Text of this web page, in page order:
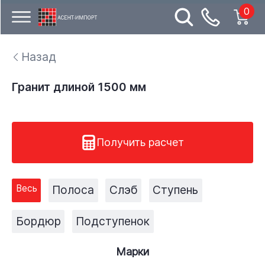
0
Назад
Гранит длиной 1500 мм
Получить расчет
Весь Полоса Слэб Ступень
Бордюр Подступенок
Марки